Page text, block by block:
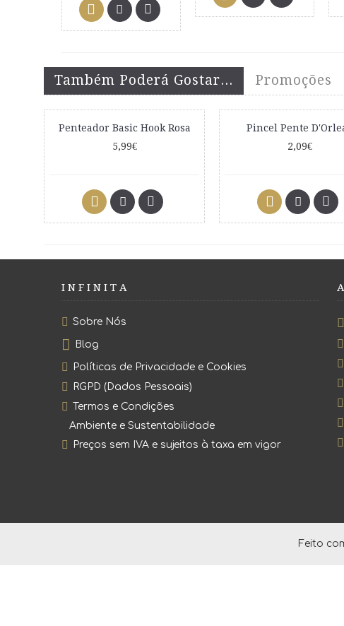
Também Poderá Gostar... Promoções
Penteador Basic Hook Rosa
5,99€
Pincel Pente
2,09€
I N F I N I T A
Sobre Nós
Blog
Políticas de Privacidade e Cookies
RGPD (Dados Pessoais)
Termos e Condições
Ambiente e Sustentabilidade
Preços sem IVA e sujeitos à taxa em vigor
Feito